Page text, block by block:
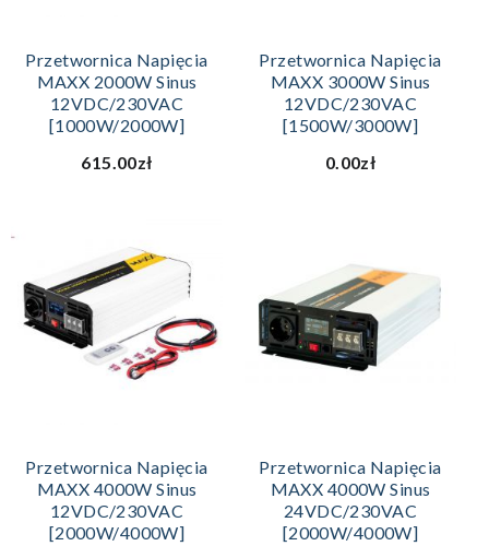
Przetwornica Napięcia
MAXX 2000W Sinus
12VDC/230VAC
[1000W/2000W]
615.00zł
Przetwornica Napięcia
MAXX 3000W Sinus
12VDC/230VAC
[1500W/3000W]
0.00zł
Przetwornica Napięcia
MAXX 4000W Sinus
12VDC/230VAC
[2000W/4000W]
Przetwornica Napięcia
MAXX 4000W Sinus
24VDC/230VAC
[2000W/4000W]